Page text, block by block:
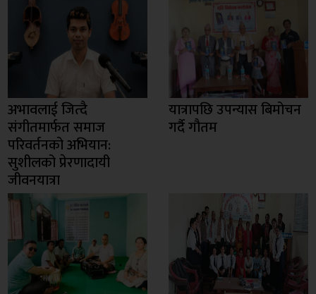
अभावलाई जित्दै
संगीतमार्फत समाज
परिवर्तनको अभियान:
सुशीलको प्रेरणादायी
जीवनयात्रा
यात्रापछि उपन्यास बिमोचन
गर्दै गौतम